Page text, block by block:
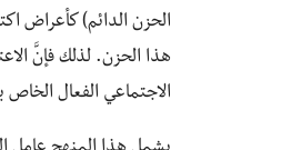
الحزن الدائم) كأعراض
هذا الحزن. لذلك فإنَّ
الاجتماعي الفعال الخاص